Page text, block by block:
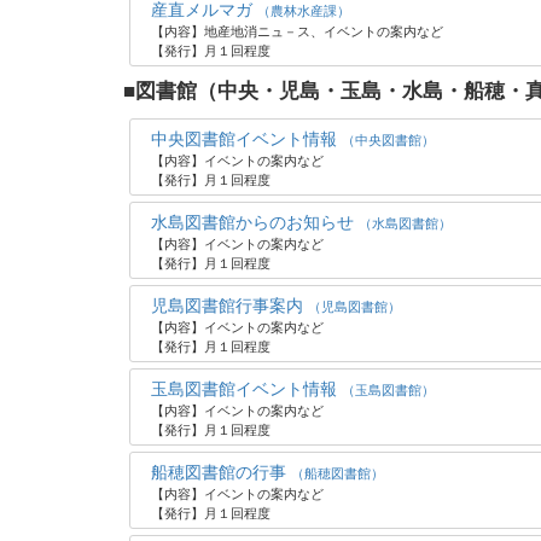
産直メルマガ
（農林水産課）
【内容】地産地消ニュ－ス、イベントの案内など
【発行】月１回程度
■図書館（中央・児島・玉島・水島・船穂・
中央図書館イベント情報
（中央図書館）
【内容】イベントの案内など
【発行】月１回程度
水島図書館からのお知らせ
（水島図書館）
【内容】イベントの案内など
【発行】月１回程度
児島図書館行事案内
（児島図書館）
【内容】イベントの案内など
【発行】月１回程度
玉島図書館イベント情報
（玉島図書館）
【内容】イベントの案内など
【発行】月１回程度
船穂図書館の行事
（船穂図書館）
【内容】イベントの案内など
【発行】月１回程度